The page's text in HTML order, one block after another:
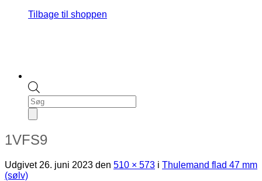
Tilbage til shoppen
Products
search
1VFS9
Udgivet 26. juni 2023 den 510 × 573 i Thulemand flad 47 mm
(sølv)